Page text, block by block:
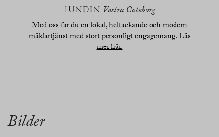
LUNDIN Västra Göteborg
Med oss får du en lokal, heltäckande och modern
mäklartjänst med stort personligt engagemang.Läs
mer här.
Bilder